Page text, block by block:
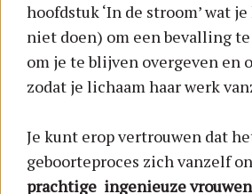
hoofdstuk ‘In de stroom’ wat
niet doen) om een bevalling
om je te blijven overgeven en
zodat je lichaam haar werk
Je kunt erop vertrouwen dat
geboorteproces zich vanzelf
prachtige ingenieuze